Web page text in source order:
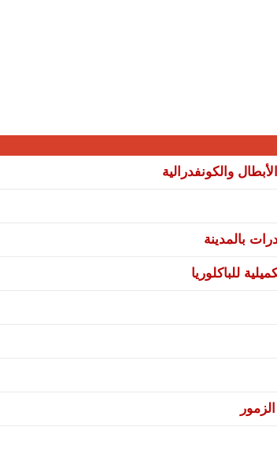
والكونفدرالية
بالمدينة
للباكلوريا